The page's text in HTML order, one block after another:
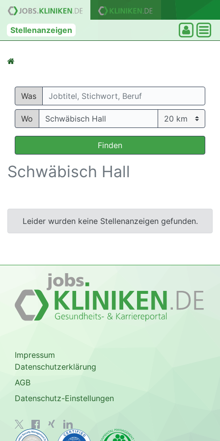
Stellenanzeigen
Was
Wo
Finden
Schwäbisch Hall
Leider wurden keine Stellenanzeigen gefunden.
Impressum
Datenschutzerklärung
AGB
Datenschutz-Einstellungen